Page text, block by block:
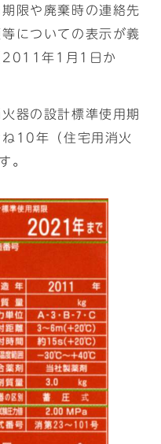
限や廃棄時の連絡先
についての表示が義
2011年1月1日か
器の設計標準使用期
10年（住宅用消火
。